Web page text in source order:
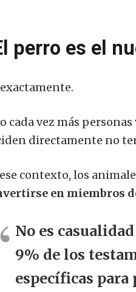
perro es el
cada vez más
directamente no
contexto, los
en miembros
No es
9% de los
específicas